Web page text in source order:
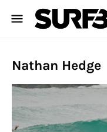
Nathan Hedge